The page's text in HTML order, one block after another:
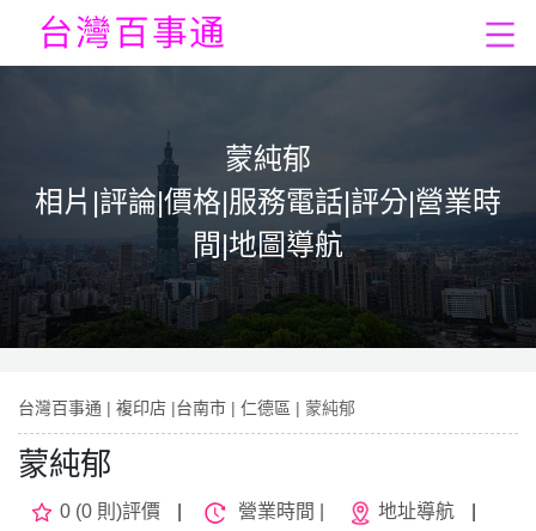
蒙純郁
相片|評論|價格|服務電話|評分|營業時
間|地圖導航
台灣百事通 | 複印店 |台南市 | 仁德區 | 蒙純郁
蒙純郁
0 (0 則)評價 營業時間 | 地址導航